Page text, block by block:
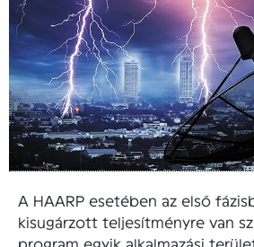
A HAARP esetében az első
kisugárzott teljesítményre van
program egyik alkalmazási